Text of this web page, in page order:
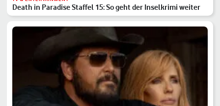
Death in Paradise Staffel 15: So geht der Inselkrimi weiter